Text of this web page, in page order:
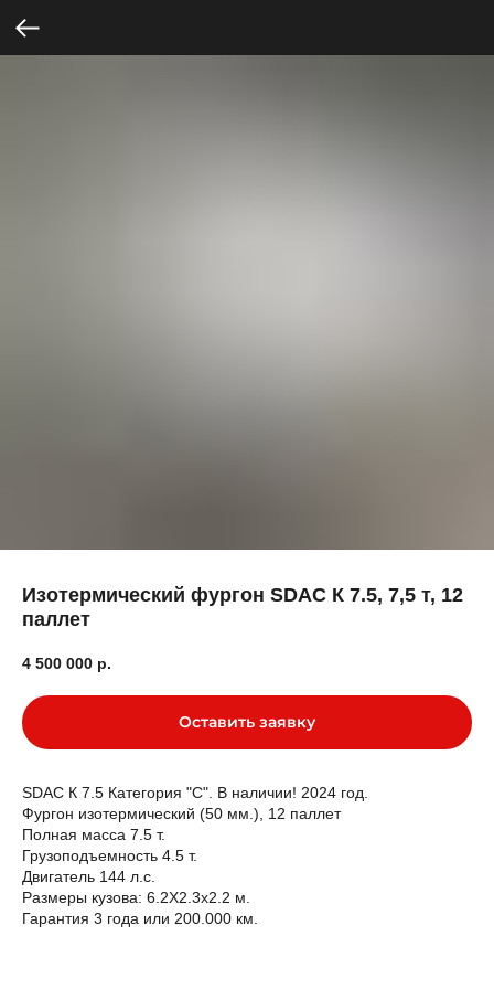
Изотермический фургон SDAC К 7.5, 7,5 т, 12
паллет
4 500 000 р.
Оставить заявку
SDAC К 7.5 Категория "С". В наличии! 2024 год.
Фургон изотермический (50 мм.), 12 паллет
Полная масса 7.5 т.
Грузоподъемность 4.5 т.
Двигатель 144 л.с.
Размеры кузова: 6.2Х2.3х2.2 м.
Гарантия 3 года или 200.000 км.